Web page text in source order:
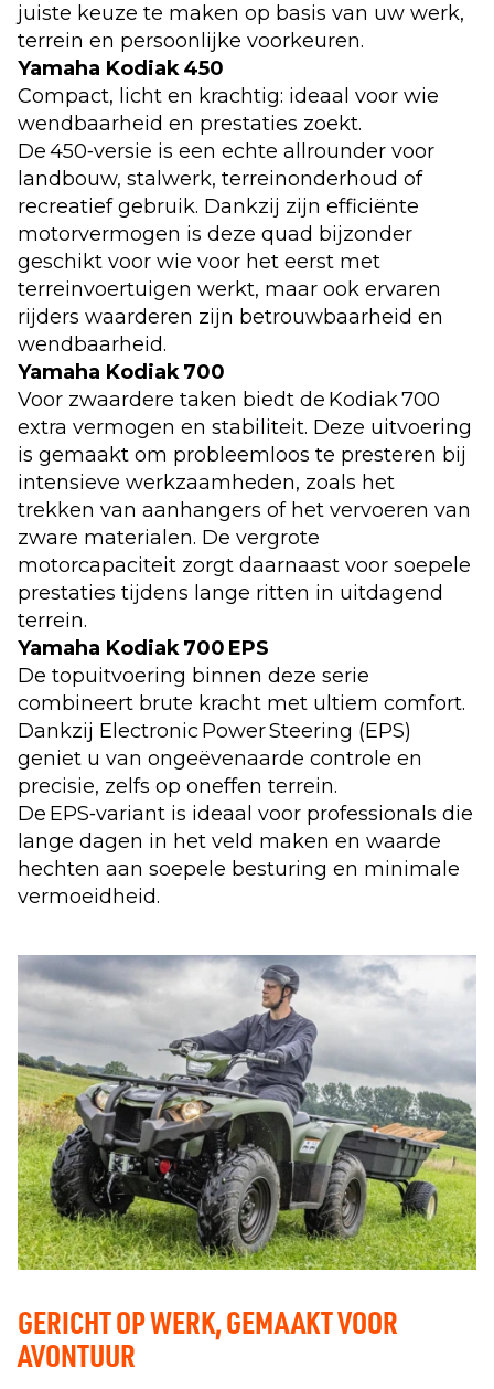
juiste keuze te maken op basis van uw werk,
terrein en persoonlijke voorkeuren.
Yamaha Kodiak 450
Compact, licht en krachtig: ideaal voor wie
wendbaarheid en prestaties zoekt.
De 450‑versie is een echte allrounder voor
landbouw, stalwerk, terreinonderhoud of
recreatief gebruik. Dankzij zijn efficiënte
motorvermogen is deze quad bijzonder
geschikt voor wie voor het eerst met
terreinvoertuigen werkt, maar ook ervaren
rijders waarderen zijn betrouwbaarheid en
wendbaarheid.
Yamaha Kodiak 700
Voor zwaardere taken biedt de Kodiak 700
extra vermogen en stabiliteit. Deze uitvoering
is gemaakt om probleemloos te presteren bij
intensieve werkzaamheden, zoals het
trekken van aanhangers of het vervoeren van
zware materialen. De vergrote
motorcapaciteit zorgt daarnaast voor soepele
prestaties tijdens lange ritten in uitdagend
terrein.
Yamaha Kodiak 700 EPS
De topuitvoering binnen deze serie
combineert brute kracht met ultiem comfort.
Dankzij Electronic Power Steering (EPS)
geniet u van ongeëvenaarde controle en
precisie, zelfs op oneffen terrein.
De EPS‑variant is ideaal voor professionals die
lange dagen in het veld maken en waarde
hechten aan soepele besturing en minimale
vermoeidheid.
GERICHT OP WERK, GEMAAKT VOOR
AVONTUUR